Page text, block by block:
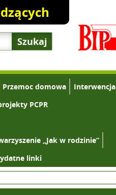
Przemoc domowa
Interwencja
PCPR
„Jak w rodzinie”
linki